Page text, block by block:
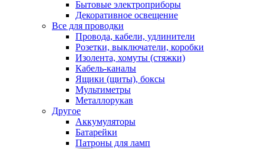
Бытовые электроприборы
Декоративное освещение
Все для проводки
Провода, кабели, удлинители
Розетки, выключатели, коробки
Изолента, хомуты (стяжки)
Кабель-каналы
Ящики (щиты), боксы
Мультиметры
Металлорукав
Другое
Аккумуляторы
Батарейки
Патроны для ламп